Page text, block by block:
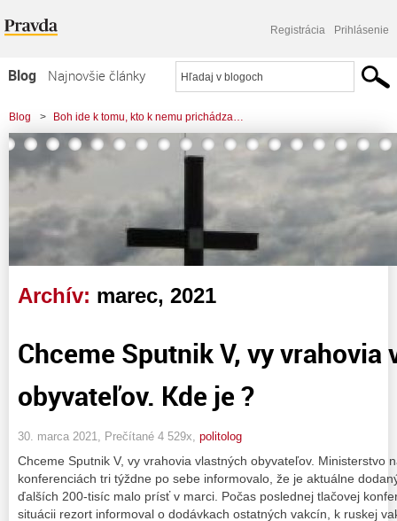
Registrácia Prihlásenie
Blog
Najnovšie články
Najčítanejšie články
Najkomentovanejšie články
Zoznam blogov
Komerčné blogy
Blog > Boh ide k tomu, kto k nemu prichádza…
Archív: marec, 2021
Chceme Sputnik V, vy vrahovia
obyvateľov. Kde je ?
30. marca 2021, Prečítané 4 529x, politolog
Chceme Sputnik V, vy vrahovia vlastných obyvateľov. Ministerstvo
konferenciách tri týždne po sebe informovalo, že je aktuálne
ďalších 200-tisíc malo prísť v marci. Počas poslednej tlačovej
situácii rezort informoval o dodávkach ostatných vakcín, k ruskej